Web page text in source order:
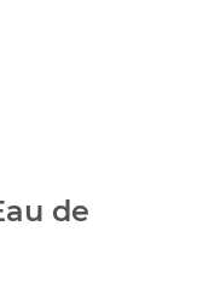
de